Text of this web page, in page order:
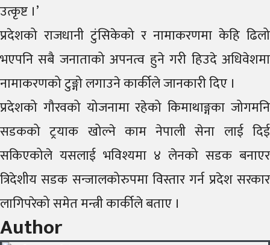
उत्कृष्ट ।’
प्रदेशको राजधानी टुंसिकेको र नामाकरणमा केहि ढिलो
भएपनि सबै जनाताको अपनत्व हुने गरी हिउदे अधिवेशमा
नामाकरणको टुङ्गो लगाउने कार्कीले जानकारी दिए ।
प्रदेशको गौरवको योजनामा रहेको किमाथाङ्गका जोगमनि
सडकको ट्रयाक खोल्ने काम नेपाली सेना लाई दिई
सकिएकोले यसलाई भविश्यमा ४ लेनको सडक बनाएर
त्रिदेशीय सडक सन्जालकोरुपमा विस्तार गर्न प्रदेश सरकार
लागिपरेको समेत मन्त्री कार्कीले बताए ।
Author